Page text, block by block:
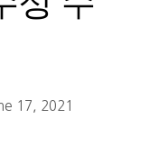
17, 2021